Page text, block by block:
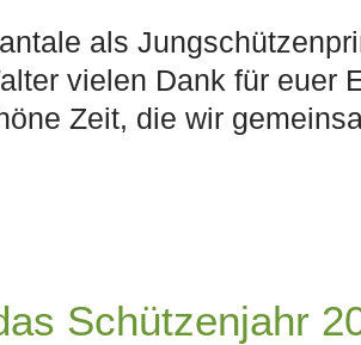
als
vielen Dank für euer
Zeit, die wir
Schützenjahr